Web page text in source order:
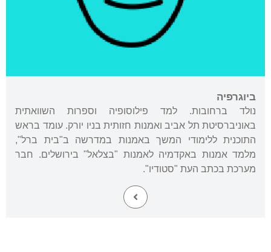
ביוגרפיה
נולד ברחובות. למד פילוסופיה וספרות השוואתית
באוניברסיטת תל אביב ואמנות חזותית בניו יורק. עומד בראש
התוכנית ללימודי המשך באמנות במדרשה ב"בית ברל",
מלמד אמנות באקדמיה לאמנות "בצלאל" בירושלים. חבר
מערכת בכתב העת "סטודיו".